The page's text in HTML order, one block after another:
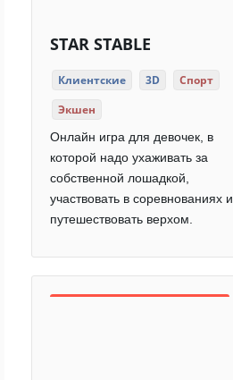
STAR STABLE
Клиентские 3D
Спорт
Экшен
Онлайн игра для девочек, в
которой надо ухаживать за
собственной лошадкой,
участвовать в соревнованиях и
путешествовать верхом.